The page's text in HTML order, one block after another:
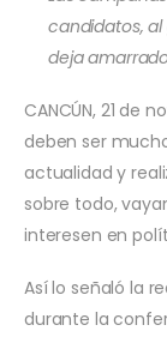
candidatos,
deja
CANCÚN, 21 de
deben ser
actualidad y
sobre todo,
interesen en
Así lo señaló la
durante la